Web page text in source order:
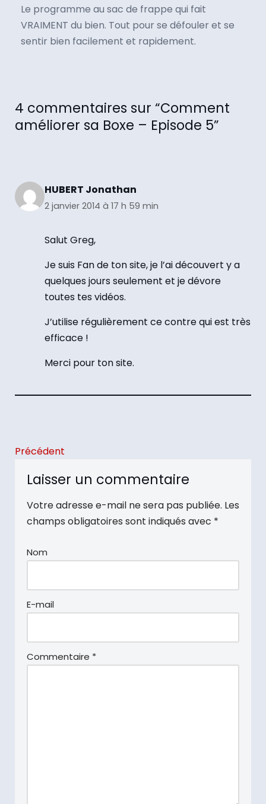
Le programme au sac de frappe qui fait
VRAIMENT du bien. Tout pour se défouler et se
sentir bien facilement et rapidement.
4 commentaires sur “Comment
améliorer sa Boxe – Episode 5”
HUBERT Jonathan
2 janvier 2014 à 17 h 59 min
Salut Greg,
Je suis Fan de ton site, je l’ai découvert y a
quelques jours seulement et je dévore
toutes tes vidéos.
J’utilise régulièrement ce contre qui est très
efficace !
Merci pour ton site.
Précédent
Laisser un commentaire
Votre adresse e-mail ne sera pas publiée. Les
champs obligatoires sont indiqués avec *
Nom
E-mail
Commentaire *